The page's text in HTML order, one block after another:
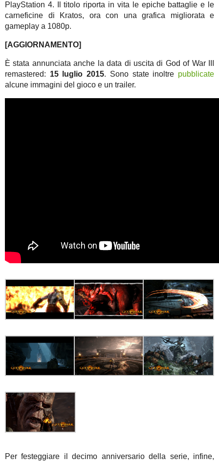
PlayStation 4. Il titolo riporta in vita le epiche battaglie e le
carneficine di Kratos, ora con una grafica migliorata e
gameplay a 1080p.
[AGGIORNAMENTO]
È stata annunciata anche la data di uscita di God of War III
remastered: 15 luglio 2015. Sono state inoltre pubblicate
alcune immagini del gioco e un trailer.
Per festeggiare il decimo anniversario della serie, infine,